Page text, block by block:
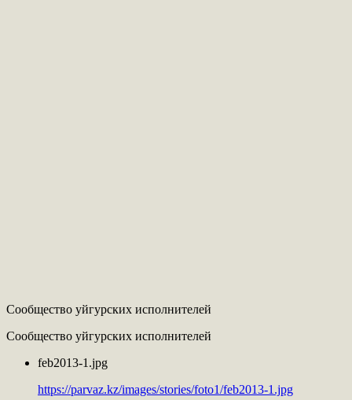
Сообщество уйгурских исполнителей
Сообщество уйгурских исполнителей
feb2013-1.jpg
https://parvaz.kz/images/stories/foto1/feb2013-1.jpg